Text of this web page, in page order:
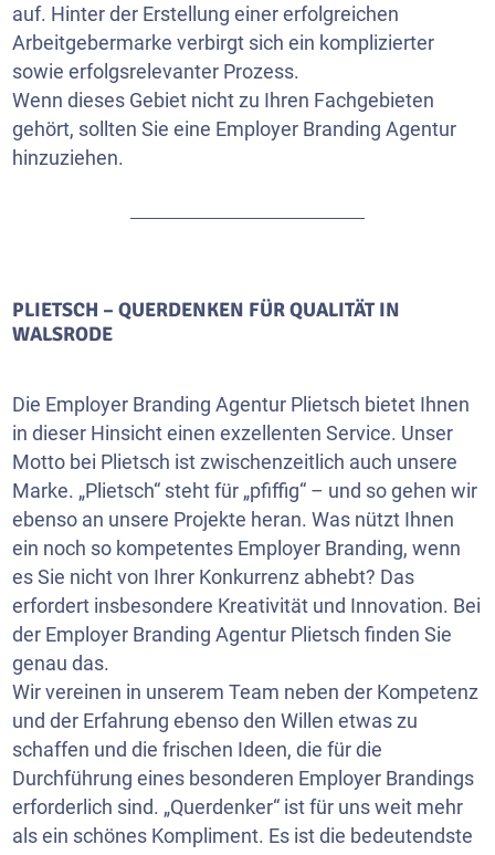
auf. Hinter der Erstellung einer erfolgreichen
Arbeitgebermarke verbirgt sich ein komplizierter
sowie erfolgsrelevanter Prozess.
Wenn dieses Gebiet nicht zu Ihren Fachgebieten
gehört, sollten Sie eine Employer Branding Agentur
hinzuziehen.
PLIETSCH – QUERDENKEN FÜR QUALITÄT IN
WALSRODE
Die Employer Branding Agentur Plietsch bietet Ihnen
in dieser Hinsicht einen exzellenten Service. Unser
Motto bei Plietsch ist zwischenzeitlich auch unsere
Marke. „Plietsch“ steht für „pfiffig“ – und so gehen wir
ebenso an unsere Projekte heran. Was nützt Ihnen
ein noch so kompetentes Employer Branding, wenn
es Sie nicht von Ihrer Konkurrenz abhebt? Das
erfordert insbesondere Kreativität und Innovation. Bei
der Employer Branding Agentur Plietsch finden Sie
genau das.
Wir vereinen in unserem Team neben der Kompetenz
und der Erfahrung ebenso den Willen etwas zu
schaffen und die frischen Ideen, die für die
Durchführung eines besonderen Employer Brandings
erforderlich sind. „Querdenker“ ist für uns weit mehr
als ein schönes Kompliment. Es ist die bedeutendste